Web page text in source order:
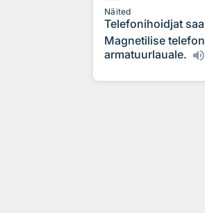
Näited
Telefonihoidjat
Magnetilise
armatuurlauale.